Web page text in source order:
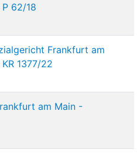
62/18
Frankfurt am
1377/22
am Main -